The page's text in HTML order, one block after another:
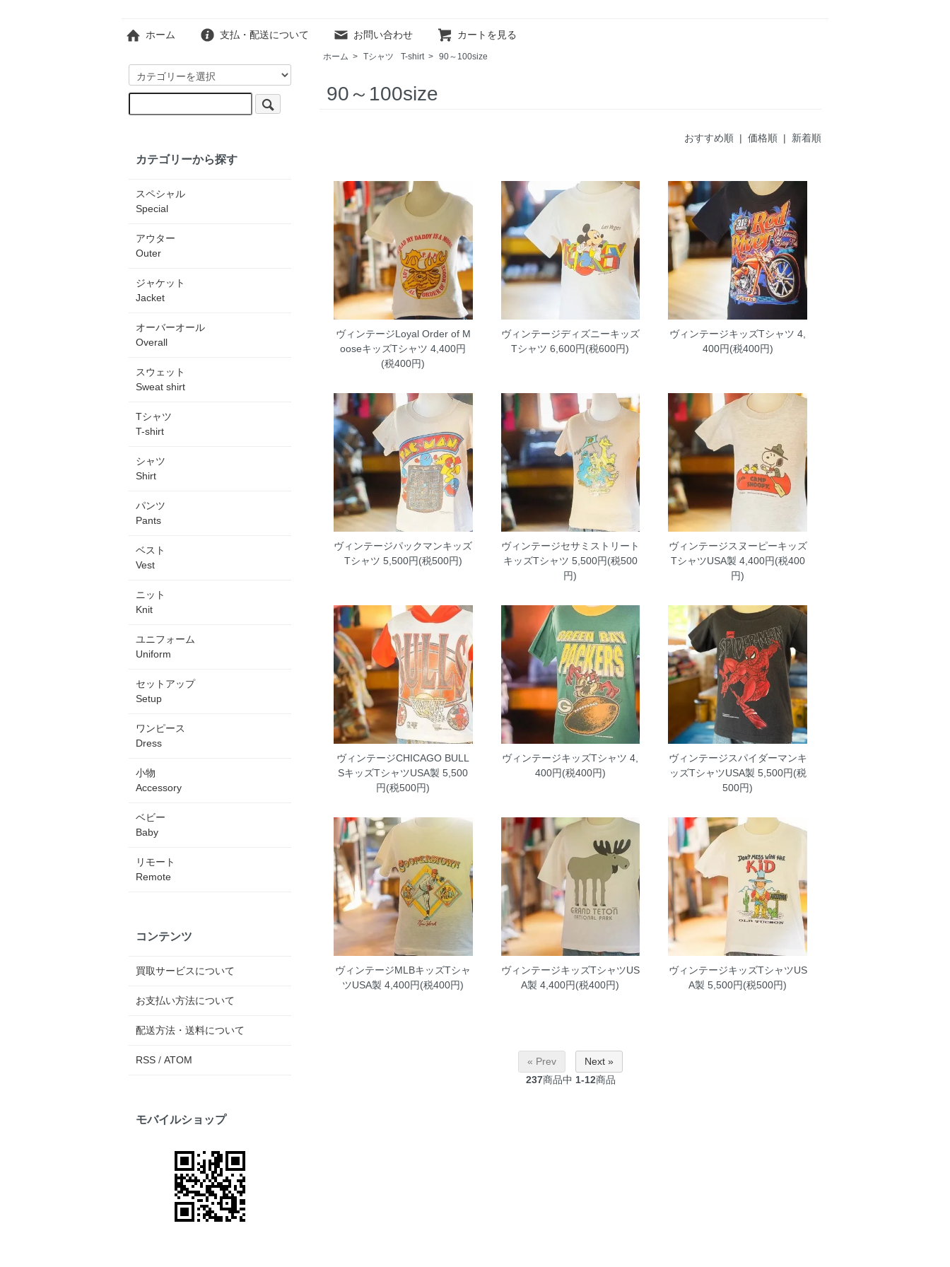
ホーム 支払・配送について お問い合わせ カートを見る
ホーム > Tシャツ T-shirt > 90～100size
90～100size
おすすめ順 | 価格順 | 新着順
ヴィンテージLoyal Order of M
ooseキッズTシャツ 4,400円
(税400円)
ヴィンテージディズニーキッズ
Tシャツ 6,600円(税600円)
ヴィンテージキッズTシャツ 4,
400円(税400円)
ヴィンテージパックマンキッズ
Tシャツ 5,500円(税500円)
ヴィンテージセサミストリート
キッズTシャツ 5,500円(税500
円)
ヴィンテージスヌーピーキッズ
TシャツUSA製 4,400円(税400
円)
ヴィンテージCHICAGO BULL
SキッズTシャツUSA製 5,500
円(税500円)
ヴィンテージキッズTシャツ 4,
400円(税400円)
ヴィンテージスパイダーマンキ
ッズTシャツUSA製 5,500円(税
500円)
ヴィンテージMLBキッズTシャ
ツUSA製 4,400円(税400円)
ヴィンテージキッズTシャツUS
A製 4,400円(税400円)
ヴィンテージキッズTシャツUS
A製 5,500円(税500円)
« Prev
Next »
237商品中 1-12商品
カテゴリーから探す
スペシャル
Special
アウター
Outer
ジャケット
Jacket
オーバーオール
Overall
スウェット
Sweat shirt
Tシャツ
T-shirt
シャツ
Shirt
パンツ
Pants
ベスト
Vest
ニット
Knit
ユニフォーム
Uniform
セットアップ
Setup
ワンピース
Dress
小物
Accessory
ベビー
Baby
リモート
Remote
コンテンツ
買取サービスについて
お支払い方法について
配送方法・送料について
RSS / ATOM
モバイルショップ